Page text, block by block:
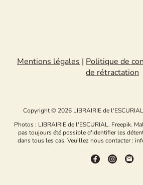
Mentions légales | Politique de
de rétractation
Copyright © 2026 LIBRAIRIE de
Photos : LIBRAIRIE de l'ESCURIAL. Freepik.
pas toujours été possible d'identifier les
dans tous les cas. Veuillez nous contacter :